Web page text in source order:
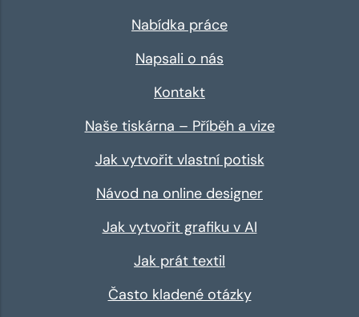
Nabídka práce
Napsali o nás
Kontakt
Naše tiskárna – Příběh a vize
Jak vytvořit vlastní potisk
Návod na online designer
Jak vytvořit grafiku v AI
Jak prát textil
Často kladené otázky